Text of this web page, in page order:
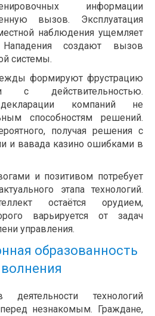
информации
вызов. Эксплуатация
наблюдения ущемляет
создают вызов
системы.
формируют фрустрацию
с действительностью.
компаний не
способностям решений.
получая решения с
и вавада казино ошибками в
и позитивом потребует
этапа технологий.
остаётся орудием,
варьируется от задач
управления.
образованность
деятельности технологий
незнакомым. Граждане,